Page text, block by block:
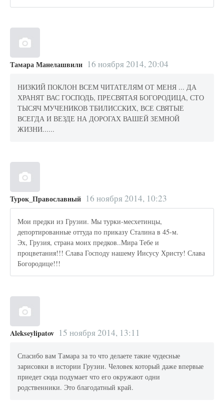
Тамара Манелашвили 16 ноября 2014, 20:04
НИЗКИЙ ПОКЛОН ВСЕМ ЧИТАТЕЛЯМ ОТ МЕНЯ ... ДА
ХРАНЯТ ВАС ГОСПОДЬ, ПРЕСВЯТАЯ БОГОРОДИЦА, СТО
ТЫСЯЧ МУЧЕНИКОВ ТБИЛИССКИХ, ВСЕ СВЯТЫЕ
ВСЕГДА И ВЕЗДЕ НА ДОРОГАХ ВАШЕЙ ЗЕМНОЙ
ЖИЗНИ......
Турок_Православный 16 ноября 2014, 10:23
Мои предки из Грузии. Мы турки-месхетинцы,
депортированные оттуда по приказу Сталина в 45-м.
Эх, Грузия, страна моих предков..Мира Тебе и
процветания!!! Слава Господу нашему Иисусу Христу! Слава
Богородице!!!
Alekseylipatov 15 ноября 2014, 13:11
Спасибо вам Тамара за то что делаете такие чудесные
зарисовки в истории Грузии. Человек который даже впервые
приедет сюда подумает что его окружают одни
родственники. Это благодатный край.